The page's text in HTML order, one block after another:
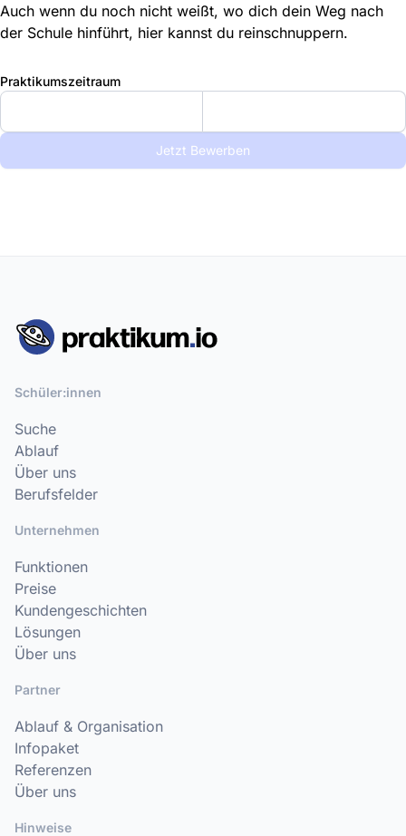
Auch wenn du noch nicht weißt, wo dich dein Weg nach
der Schule hinführt, hier kannst du reinschnuppern.
Praktikumszeitraum
Jetzt Bewerben
Schüler:innen
Suche
Ablauf
Über uns
Berufsfelder
Unternehmen
Funktionen
Preise
Kundengeschichten
Lösungen
Über uns
Partner
Ablauf & Organisation
Infopaket
Referenzen
Über uns
Hinweise